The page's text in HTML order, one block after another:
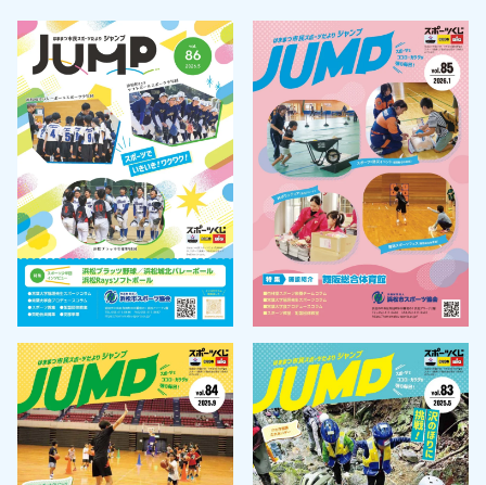
天竜庭球場 天竜武道館
水窪総合体育館